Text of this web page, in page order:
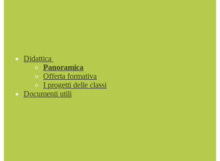
Didattica
Panoramica
Offerta formativa
I progetti delle classi
Documenti utili